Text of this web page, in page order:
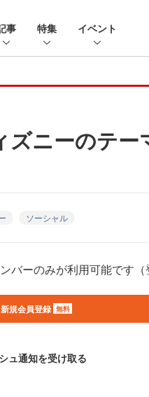
事 特集 イベント
ズニーのテー
ソーシャル
バーのみが利用可能です（
新規会員登録 無料
ュ通知を受け取る